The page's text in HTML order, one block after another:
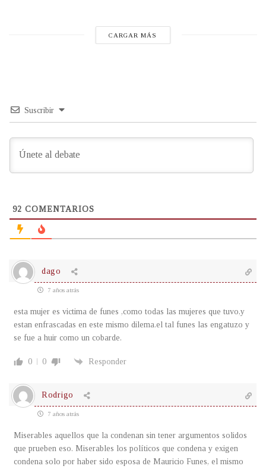
CARGAR MÁS
Suscribir
92 COMENTARIOS
dago
7 años atrás
esta mujer es victima de funes ,como todas las mujeres que tuvo,y
estan enfrascadas en este mismo dilema.el tal funes las engatuzo y
se fue a huir como un cobarde.
0 0 Responder
Rodrigo
7 años atrás
Miserables aquellos que la condenan sin tener argumentos solidos
que prueben eso. Miserables los políticos que condena y exigen
condena solo por haber sido esposa de Mauricio Funes, el mismo